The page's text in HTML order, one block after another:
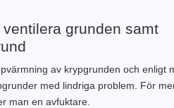
grunden samt
av krypgrunden och enligt
med lindriga problem. För
man en avfuktare.